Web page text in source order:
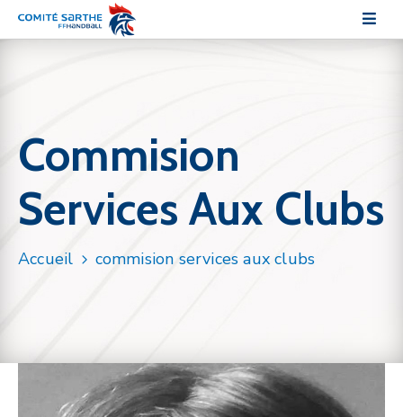
Les
pratiques
Les
commissions
Sections
Documentation
Commision
Services Aux Clubs
Accueil commision services aux clubs